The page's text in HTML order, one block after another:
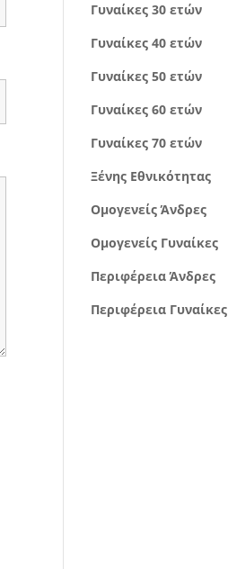
Γυναίκες 30 ετών
Γυναίκες 40 ετών
Γυναίκες 50 ετών
Γυναίκες 60 ετών
Γυναίκες 70 ετών
Ξένης Εθνικότητας
Ομογενείς Άνδρες
Ομογενείς Γυναίκες
Περιφέρεια Άνδρες
Περιφέρεια Γυναίκες